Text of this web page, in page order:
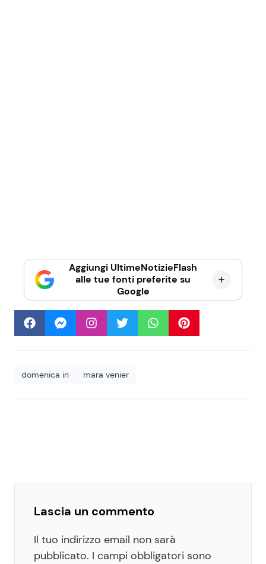
Aggiungi UltimeNotizieFlash
alle tue fonti preferite su
Google
domenica in mara venier
Lascia un commento
Il tuo indirizzo email non sarà
pubblicato. I campi obbligatori sono